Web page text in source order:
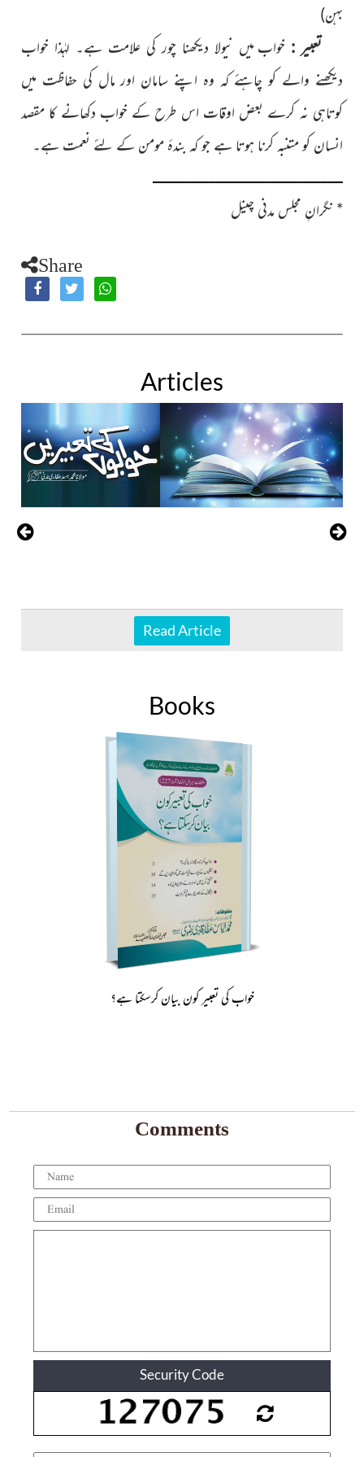
بہن)
تعبیر :خواب میں نیولا دیکھنا چور کی علامت ہے۔ لہٰذا خواب
دیکھنے والے کو چاہئے کہ وہ اپنے سامان اور مال کی حفاظت میں
کوتاہی نہ کرے بعض اوقات اس طرح کے خواب دکھانے کا مقصد
انسان کو متنبہ کرنا ہوتا ہے جو کہ بندۂ مومن کے لئے نعمت ہے۔
ــــــــــــــــــــــــــــــــــــــــــــــــــــــــــــــــــــــــــــــ
* نگرانِ مجلس مدنی چینل
Share
Articles
Read Article
Books
خواب کی تعبیر کون بیان کرسکتا ہے؟
Comments
Security Code